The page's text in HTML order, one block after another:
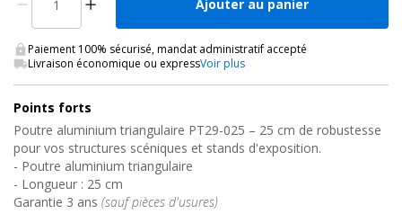
Ajouter au panier
Paiement 100% sécurisé, mandat administratif accepté
Livraison économique ou expressVoir plus
Points forts
Poutre aluminium triangulaire PT29-025 – 25 cm de robustesse
pour vos structures scéniques et stands d'exposition.
- Poutre aluminium triangulaire
- Longueur : 25 cm
Garantie 3 ans (sauf pièces d'usures)